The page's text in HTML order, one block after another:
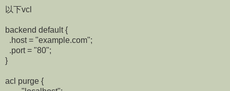
以下vcl
backend default {
.host = "example.com";
.port = "80";
}
acl purge {